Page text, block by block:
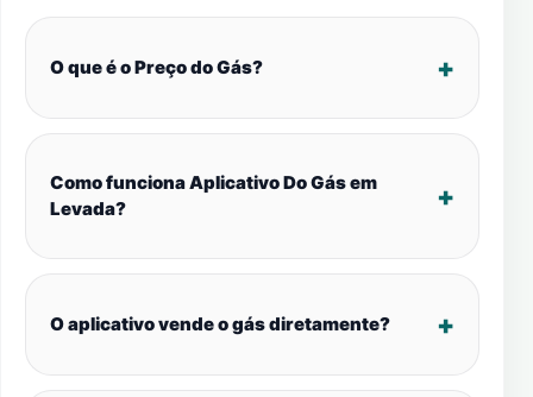
O que é o Preço do Gás?
Como funciona Aplicativo Do Gás em
Levada?
O aplicativo vende o gás diretamente?